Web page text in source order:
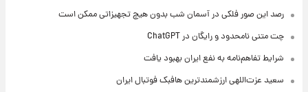
رصد این صور فلکی در آسمان شب بدون هیچ تجهیزاتی ممکن است
چت متنی نامحدود و رایگان در ChatGPT
شرایط تفاهم‌نامه به نفع ایران بهبود یافت
سعید عزت‌اللهی ارزشمندترین هافبک فوتبال ایران